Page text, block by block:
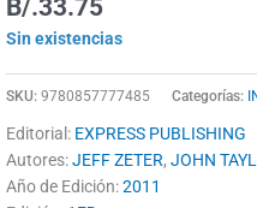
B/.33.75
Sin existencias
SKU: 9780857777485 Categorías:
Editorial: EXPRESS PUBLISHING
Autores:JEFF ZETER, JOHN
Año de Edición:2011